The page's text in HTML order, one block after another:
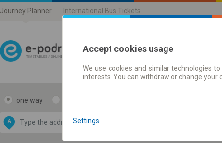
Journey Planner International Bus Tickets
Journey planner |
one way return
A
by
OpenStreetMap
Accept cookies usage
We use cookies and similar technologies
interests. You can withdraw or change
Settings